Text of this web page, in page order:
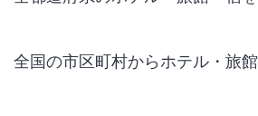
全国の市区町村からホテル・旅